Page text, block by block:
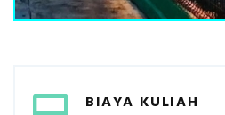
BIAYA KULIAH